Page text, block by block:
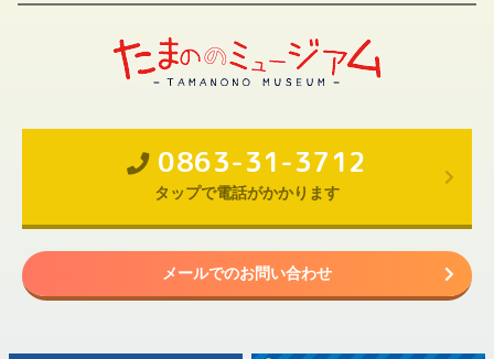
0863-31-3712
タップで電話がかかります
メールでのお問い合わせ